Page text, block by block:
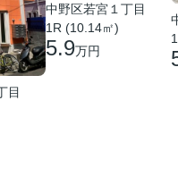
目
中野区若宮１丁目
1R (10.14㎡)
5.9万円